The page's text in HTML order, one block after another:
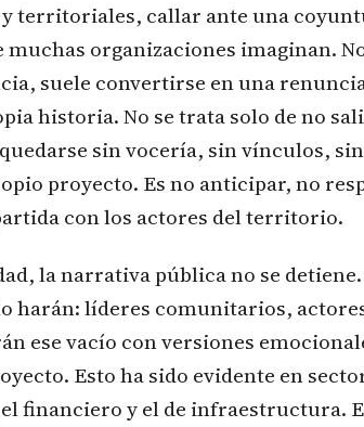
territoriales, callar ante una
muchas organizaciones imaginan.
suele convertirse en una
historia. No se trata solo de no
sin vocería, sin vínculos,
proyecto. Es no anticipar, no
con los actores del territorio.
la narrativa pública no se
harán: líderes comunitarios,
ese vacío con versiones
Esto ha sido evidente en
financiero y el de infraestructura.